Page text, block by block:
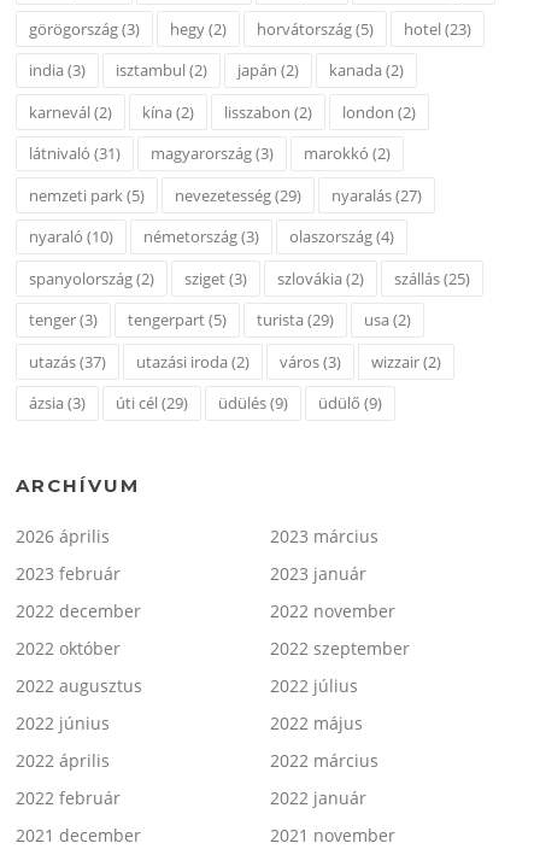
görögország(3) hegy(2) horvátország(5) hotel(23)
india(3) isztambul(2) japán (2) kanada(2)
karnevál(2) kína(2) lisszabon (2) london (2)
látnivaló (31) magyarország(3) marokkó (2)
nemzeti park(5) nevezetesség(29) nyaralás(27)
nyaraló (10) németország(3) olaszország(4)
spanyolország(2) sziget(3) szlovákia(2) szállás(25)
tenger(3) tengerpart(5) turista(29) usa(2)
utazás(37) utazási iroda(2) város(3) wizzair(2)
ázsia(3) úti cél(29) üdülés(9) üdülő (9)
ARCHÍVUM
2026 április
2023 március
2023 február
2023 január
2022 december
2022 november
2022 október
2022 szeptember
2022 augusztus
2022 július
2022 június
2022 május
2022 április
2022 március
2022 február
2022 január
2021 december
2021 november